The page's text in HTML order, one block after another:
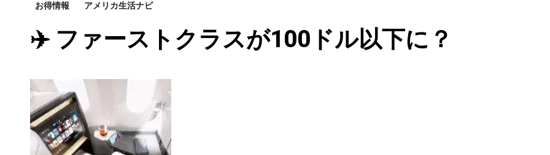
お得情報 アメリカ生活ナビ
✈️ ファーストクラスが100ドル以下に？